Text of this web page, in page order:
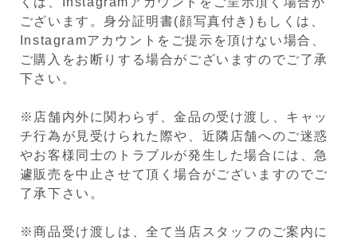
ございます。身分証明書(顔写真付き)もしくは、
Instagramアカウントをご提示を頂けない場合、
ご購入をお断りする場合がございますのでご了承
下さい。
※店舗内外に関わらず、金品の受け渡し、キャッ
チ行為が見受けられた際や、近隣店舗へのご迷惑
やお客様同士のトラブルが発生した場合には、急
遽販売を中止させて頂く場合がございますのでご
了承下さい。
※商品受け渡しは、全て当店スタッフのご案内に